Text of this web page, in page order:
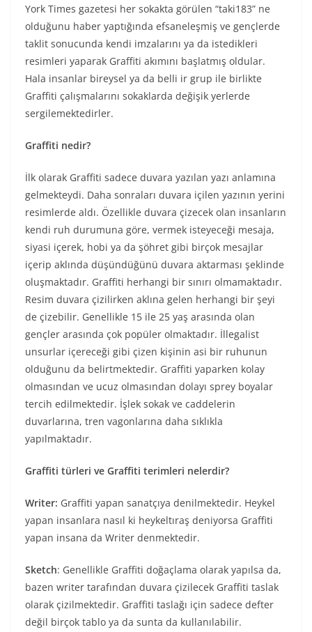
York Times gazetesi her sokakta görülen “taki183” ne
olduğunu haber yaptığında efsaneleşmiş ve gençlerde
taklit sonucunda kendi imzalarını ya da istedikleri
resimleri yaparak Graffiti akımını başlatmış oldular.
Hala insanlar bireysel ya da belli ir grup ile birlikte
Graffiti çalışmalarını sokaklarda değişik yerlerde
sergilemektedirler.
Graffiti nedir?
İlk olarak Graffiti sadece duvara yazılan yazı anlamına
gelmekteydi. Daha sonraları duvara içilen yazının yerini
resimlerde aldı. Özellikle duvara çizecek olan insanların
kendi ruh durumuna göre, vermek isteyeceği mesaja,
siyasi içerek, hobi ya da şöhret gibi birçok mesajlar
içerip aklında düşündüğünü duvara aktarması şeklinde
oluşmaktadır. Graffiti herhangi bir sınırı olmamaktadır.
Resim duvara çizilirken aklına gelen herhangi bir şeyi
de çizebilir. Genellikle 15 ile 25 yaş arasında olan
gençler arasında çok popüler olmaktadır. İllegalist
unsurlar içereceği gibi çizen kişinin asi bir ruhunun
olduğunu da belirtmektedir. Graffiti yaparken kolay
olmasından ve ucuz olmasından dolayı sprey boyalar
tercih edilmektedir. İşlek sokak ve caddelerin
duvarlarına, tren vagonlarına daha sıklıkla
yapılmaktadır.
Graffiti türleri ve Graffiti terimleri nelerdir?
Writer: Graffiti yapan sanatçıya denilmektedir. Heykel
yapan insanlara nasıl ki heykeltıraş deniyorsa Graffiti
yapan insana da Writer denmektedir.
Sketch: Genellikle Graffiti doğaçlama olarak yapılsa da,
bazen writer tarafından duvara çizilecek Graffiti taslak
olarak çizilmektedir. Graffiti taslağı için sadece defter
değil birçok tablo ya da sunta da kullanılabilir.